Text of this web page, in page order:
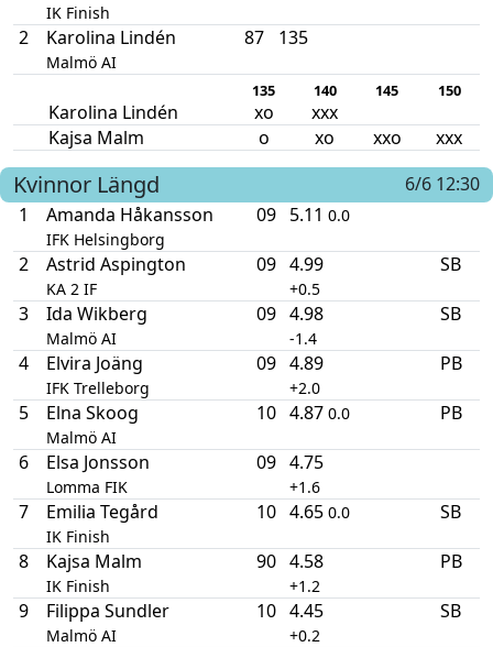
IK Finish
2 Karolina Lindén
Malmö AI
87 135
135 140 145 150
Karolina Lindén xo
xxx
Kajsa Malm
o xo xxo xxx
Kvinnor Längd
6/6 12:30
1
Amanda Håkansson
IFK Helsingborg
09 5.11 0.0
2 Astrid Aspington
KA 2 IF
09 4.99
+0.5
SB
3 Ida Wikberg
Malmö AI
09 4.98
-1.4
SB
4 Elvira Joäng
IFK Trelleborg
09 4.89
+2.0
PB
5 Elna Skoog
Malmö AI
10 4.87 0.0 PB
6 Elsa Jonsson
Lomma FIK
09 4.75
+1.6
7 Emilia Tegård
IK Finish
10 4.65 0.0 SB
8 Kajsa Malm
IK Finish
90 4.58
+1.2
PB
9 Filippa Sundler
Malmö AI
10 4.45
+0.2
SB